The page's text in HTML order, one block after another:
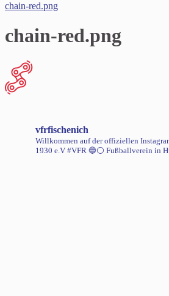
chain-red.png
chain-red.png
vfrfischenich
Willkommen auf der offiziellen
1930 e.V #VFR 🔵⚪️ Fußballverein in